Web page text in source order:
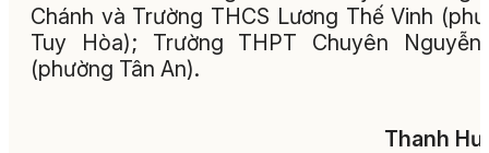
Chánh và Trường THCS Lương Thế Vinh
Tuy Hòa); Trường THPT Chuyên
(phường Tân An).
Thanh